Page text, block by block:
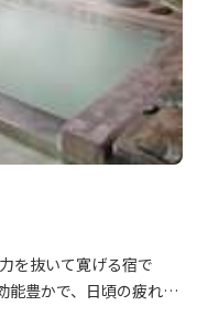
を抜いて寛げる宿で
能豊かで、日頃の疲れを